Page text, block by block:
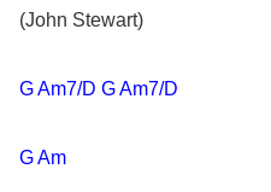
(John Stewart)
G Am7/D G Am7/D
G Am